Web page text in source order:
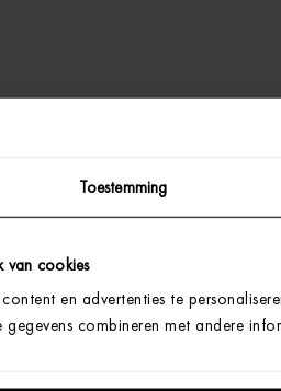
Toestemming
van cookies
en advertenties te
gegevens combineren met andere